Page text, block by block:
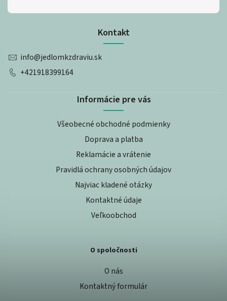
Kontakt
info@jedlomkzdraviu.sk
+421918399164
Informácie pre vás
Všeobecné obchodné podmienky
Doprava a platba
Reklamácie a vrátenie
Pravidlá ochrany osobných údajov
Najviac kladené otázky
Kontaktné údaje
Veľkoobchod
O spoločnosti
O nás
Kontaktný formulár